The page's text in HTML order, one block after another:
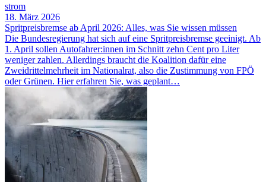
strom
18. März 2026
Spritpreisbremse ab April 2026: Alles, was Sie wissen müssen
Die Bundesregierung hat sich auf eine Spritpreisbremse geeinigt. Ab
1. April sollen Autofahrer:innen im Schnitt zehn Cent pro Liter
weniger zahlen. Allerdings braucht die Koalition dafür eine
Zweidrittelmehrheit im Nationalrat, also die Zustimmung von FPÖ
oder Grünen. Hier erfahren Sie, was geplant…